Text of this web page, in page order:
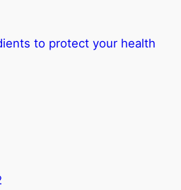
to protect your health